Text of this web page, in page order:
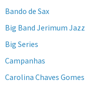
Bando de Sax
Big Band Jerimum Jazz
Big Series
Campanhas
Carolina Chaves Gomes